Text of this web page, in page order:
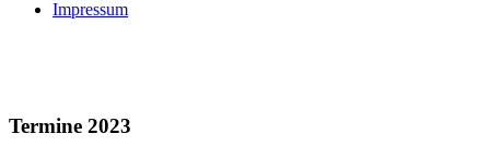
Impressum
Termine 2023